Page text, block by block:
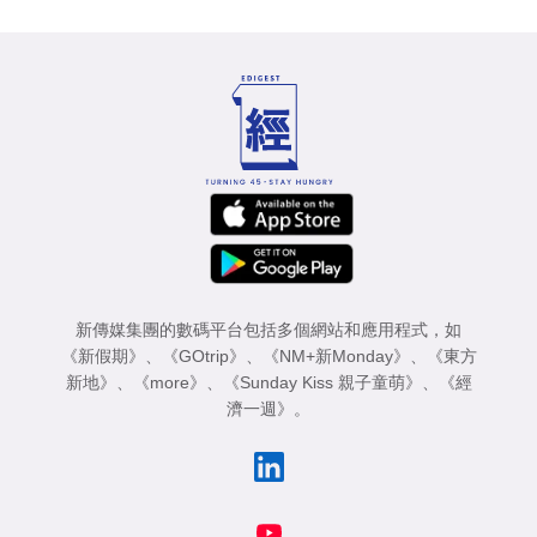
新傳媒集團的數碼平台包括多個網站和應用程式，如
《新假期》 、 《GOtrip》 、 《NM+新Monday》 、
《東方
新地》 、 《more》 、 《Sunday Kiss 親子童萌》 、
《經
濟一週》 。